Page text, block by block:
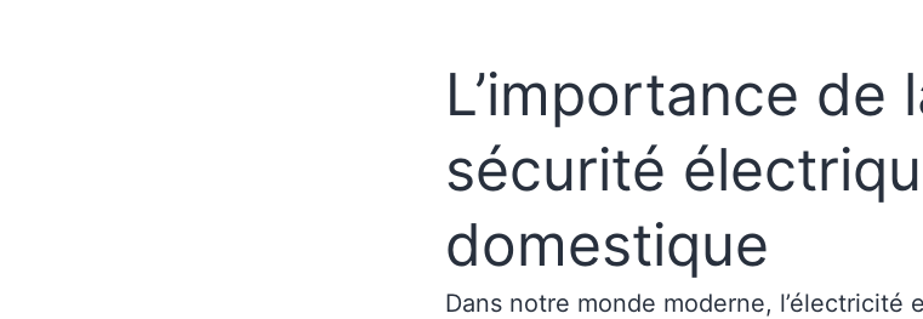
L’importance de
sécurité
domestique
Dans notre monde moderne, l’électricité